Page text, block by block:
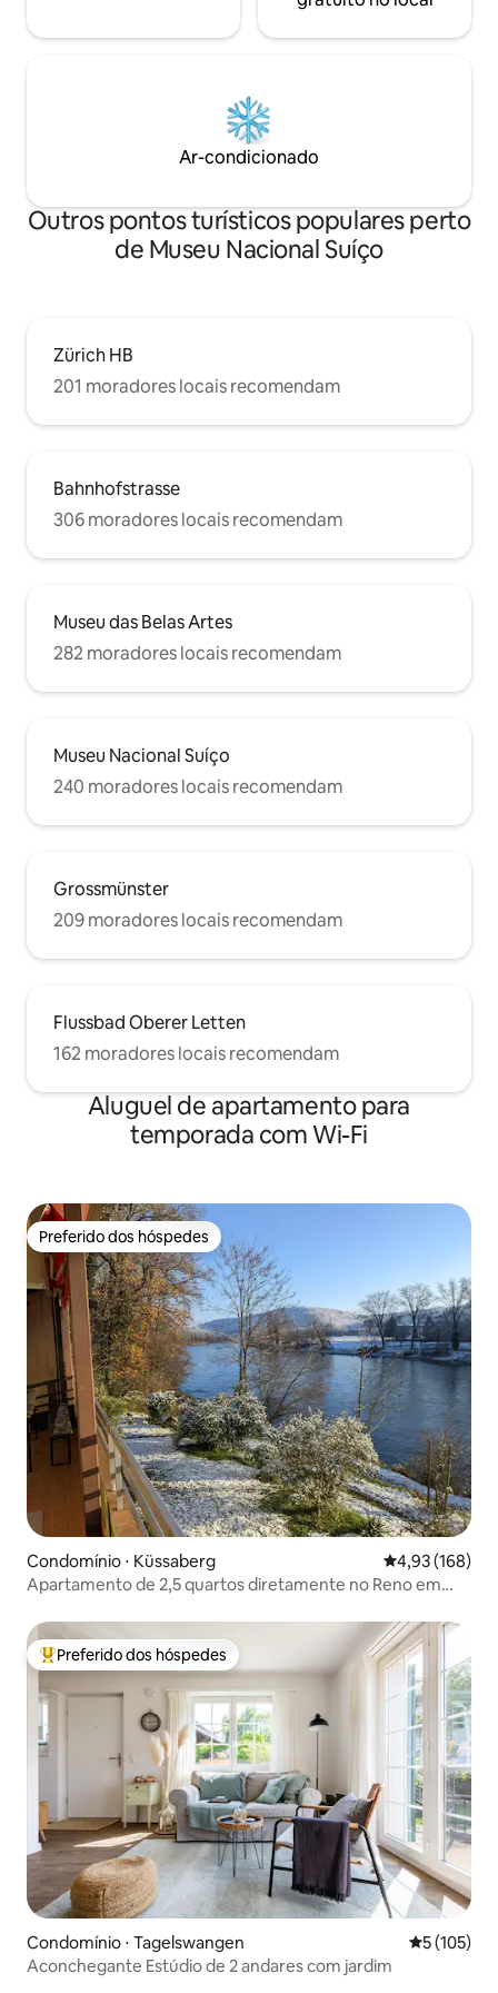
Ar-condicionado
Outros pontos turísticos populares perto
de Museu Nacional Suíço
Zürich HB
201 moradores locais recomendam
Bahnhofstrasse
306 moradores locais recomendam
Museu das Belas Artes
282 moradores locais recomendam
Museu Nacional Suíço
240 moradores locais recomendam
Grossmünster
209 moradores locais recomendam
Flussbad Oberer Letten
162 moradores locais recomendam
Aluguel de apartamento para
temporada com Wi-Fi
Preferido dos hóspedes
Preferido dos hóspedes
Condomínio ⋅ Küssaberg 4,93 de uma
4,93 (168)
Apartamento de 2,5 quartos diretamente no Reno em
Entre os melhores preferidos dos hóspedes
Preferido dos hóspedes
Condomínio ⋅ Tagelswangen 5 de uma
5 (105)
Aconchegante Estúdio de 2 andares com jardim